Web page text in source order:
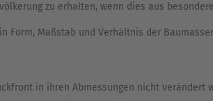
zu erhalten, wenn dies aus
Form, Maßstab und Verhältnis der
in ihren Abmessungen nicht verändert